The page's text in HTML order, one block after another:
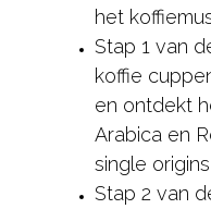
het
Stap 1 van
koffie
en ontdekt
Arabica en
single origins
Stap 2 van